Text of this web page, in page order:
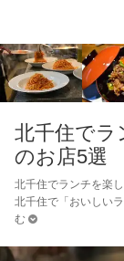
北千住でラ
のお店5選
北千住でランチを楽
北千住で「おいしい
む